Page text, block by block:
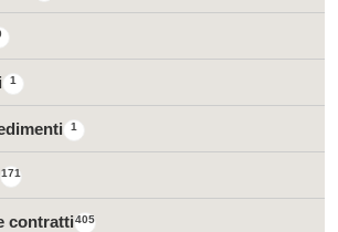
1
1
171
405
contratti